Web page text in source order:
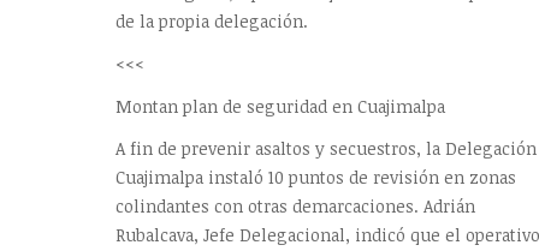
de la propia delegación.
<<<
Montan plan de seguridad en Cuajimalpa
A fin de prevenir asaltos y secuestros, la Delegación
Cuajimalpa instaló 10 puntos de revisión en zonas
colindantes con otras demarcaciones. Adrián
Rubalcava, Jefe Delegacional, indicó que el operativo